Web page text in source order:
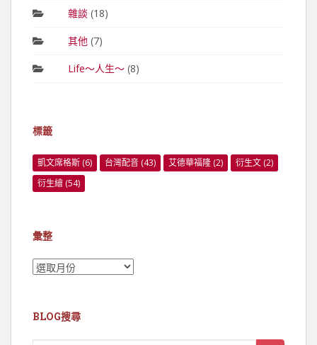
雜談 (18)
其他(7)
Life～人生～(8)
標籤
凱文席格斯 (6) 台灣配音 (43) 艾德華福隆 (2) 衍生文 (2)
衍生繪 (54)
彙整
彙
BLOG搜尋